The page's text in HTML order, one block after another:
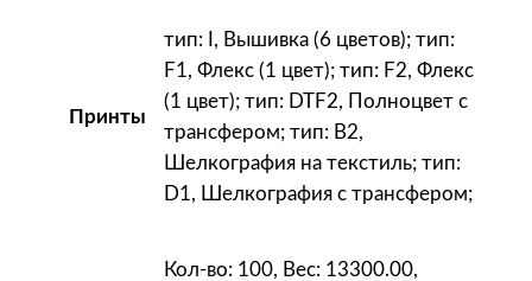
Принты
тип: I, Вышивка (6 цветов); тип:
F1, Флекс (1 цвет); тип: F2, Флекс
(1 цвет); тип: DTF2, Полноцвет с
трансфером; тип: B2,
Шелкография на текстиль; тип:
D1, Шелкография с трансфером;
Кол-во: 100, Вес: 13300.00,